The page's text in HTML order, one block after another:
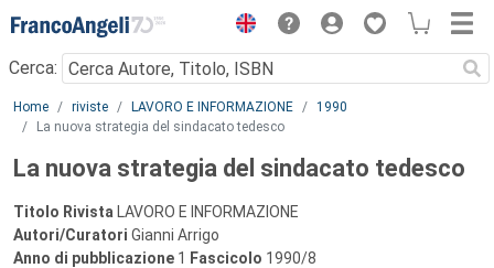
Menu
Cerca:
Main content
Home riviste LAVORO E INFORMAZIONE
1990
La nuova strategia del sindacato tedesco
La nuova strategia del sindacato tedesco
Titolo Rivista LAVORO E INFORMAZIONE
Autori/Curatori Gianni Arrigo
Anno di pubblicazione 1 Fascicolo 1990/8